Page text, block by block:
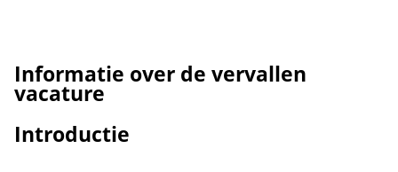
Informatie over de vervallen
vacature
Introductie